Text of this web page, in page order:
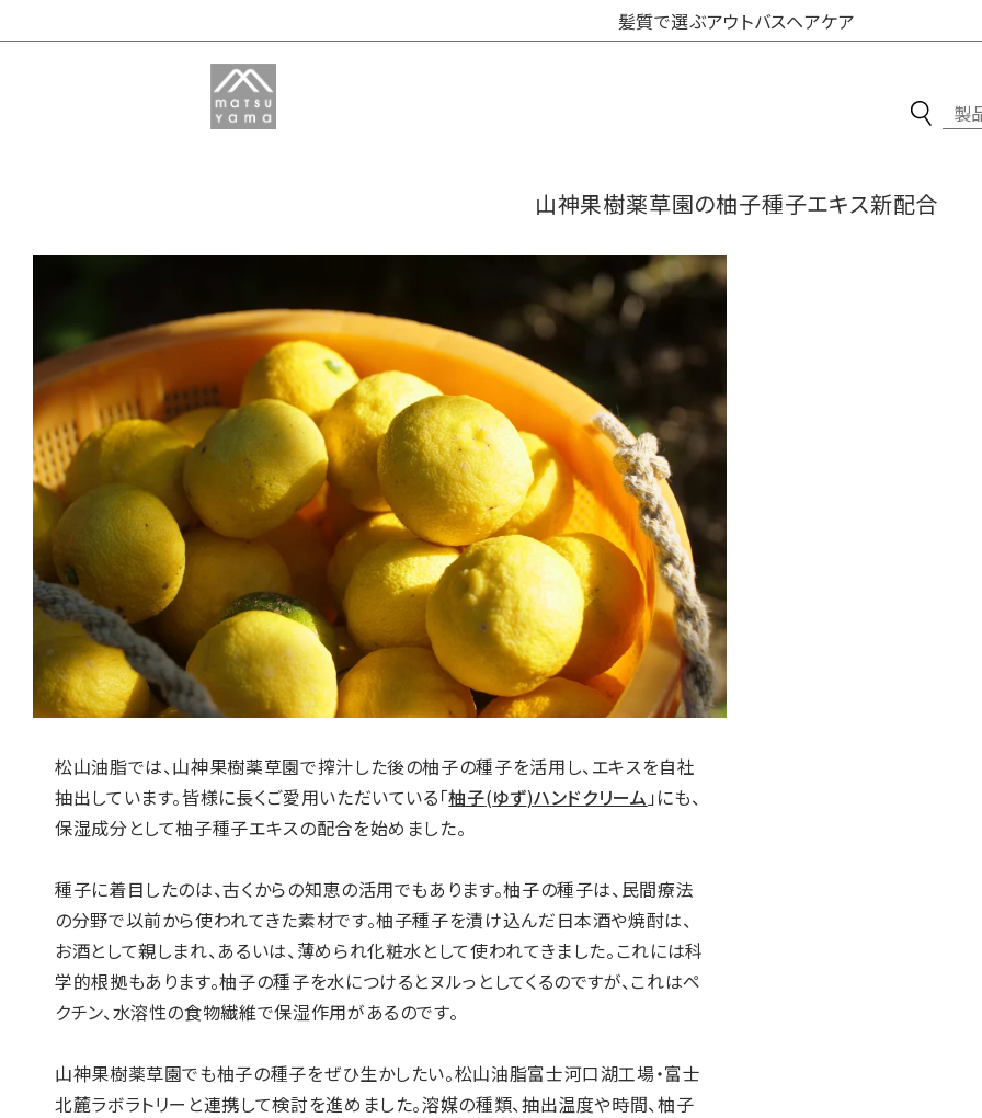
髪質で選ぶアウトバスヘアケア
LEAF&BOTANICS
REES:PRODUCTS
山神果樹薬草園
限定品・その他
ヘアケア
食品・生活雑貨
ギフトセット
初めての方へ
新発売
アウトレット
山神果樹薬草園の柚子種子エキス新配合
松山油脂では、山神果樹薬草園で搾汁した後の柚子の種子を活用し、エキスを自社
抽出しています。皆様に長くご愛用いただいている「柚子(ゆず)ハンドクリーム 」にも、
保湿成分として柚子種子エキスの配合を始めました。
種子に着目したのは、古くからの知恵の活用でもあります。柚子の種子は、民間療法
の分野で以前から使われてきた素材です。柚子種子を漬け込んだ日本酒や焼酎は、
お酒として親しまれ、あるいは、薄められ化粧水として使われてきました。これには科
学的根拠もあります。柚子の種子を水につけるとヌルっとしてくるのですが、これはペ
クチン、水溶性の食物繊維で保湿作用があるのです。
山神果樹薬草園でも柚子の種子をぜひ生かしたい。松山油脂富士河口湖工場・富士
北麓ラボラトリーと連携して検討を進めました。溶媒の種類、抽出温度や時間、柚子